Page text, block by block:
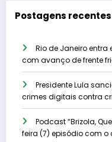
Postagens recentes
Rio de Janeiro entra
com avanço de frente
Presidente Lula
crimes digitais contra
Podcast “Brizola,
feira (7) episódio com o